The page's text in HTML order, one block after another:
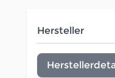
Hersteller